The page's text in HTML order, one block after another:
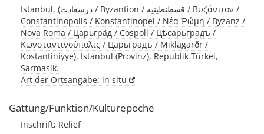
Istanbul, (درسعادت / Byzantion / قسطنطينيه / Βυζάντιον /
Constantinopolis / Konstantinopel / Νέα Ῥώμη / Byzanz /
Nova Roma / Царьгра́д / Cospoli / Цѣсарьградъ /
Κωνσταντινούπολις / Царьградъ / Miklagarðr /
Kostantiniyye), Istanbul (Provinz), Republik Türkei,
Sarmasik.
Art der Ortsangabe: in situ
Gattung/Funktion/Kulturepoche
Inschrift; Relief